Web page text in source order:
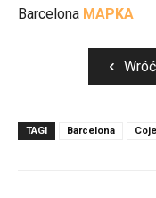
Barcelona MAPKA
Wróć
TAGI Barcelona